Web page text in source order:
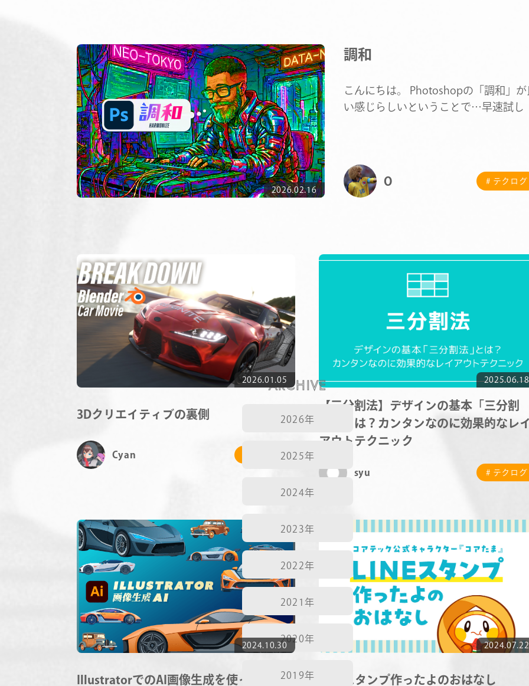
NEWS
CONTACT
RECRUIT
2026.02.16
調和
こんにちは。 Photoshopの「調和」が
い感じらしいということで…早速試し
O # テクログ
2026.01.05
3Dクリエイティブの裏側
Cyan # テクログ
2025.06.18
【三分割法】デザインの基本「三分割
法」とは？カンタンなのに効果的なレ
アウトテクニック
syu # テクログ
2024.10.30
IllustratorでのAI画像生成を使ってみた
2024.07.22
LINEスタンプ作ったよのおはなし
ARCHIVE
2026年
2025年
2024年
2023年
2022年
2021年
2020年
2019年